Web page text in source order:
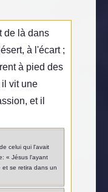
de là dans
à l'écart ;
à pied des
vit une
et il
celui qui l'avait
« Jésus l'ayant
se retira dans un